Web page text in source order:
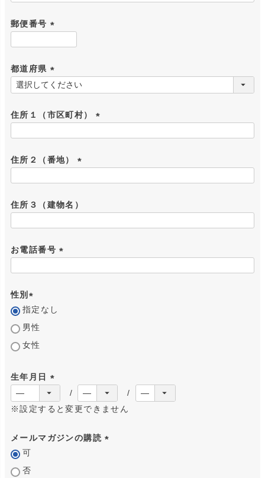
郵便番号
須
)
都道府県
(
須
住所１（市区町村）
住所２（番地）
須
住所３（建物名）
お電話番号
性別
(
必
須
指定なし
男性
女性
生年月日
(
必
)
※設定すると変更できません
メールマガジンの購読
可
否